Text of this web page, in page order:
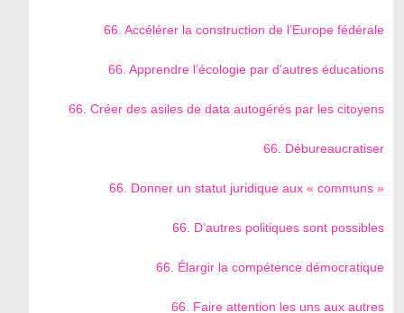
66. Accélérer la construction de l’Europe fédérale
66. Apprendre l’écologie par d’autres éducations
66. Créer des asiles de data autogérés par les citoyens
66. Débureaucratiser
66. Donner un statut juridique aux « communs »
66. D’autres politiques sont possibles
66. Élargir la compétence démocratique
66. Faire attention les uns aux autres